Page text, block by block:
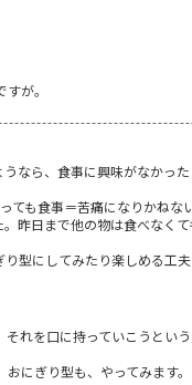
が。
なら、食事に興味がなかっ
も食事＝苦痛になりかねな
昨日まで他の物は食べなく
型にしてみたり楽しめる工
れを口に持っていこうとい
にぎり型も、やってみます。